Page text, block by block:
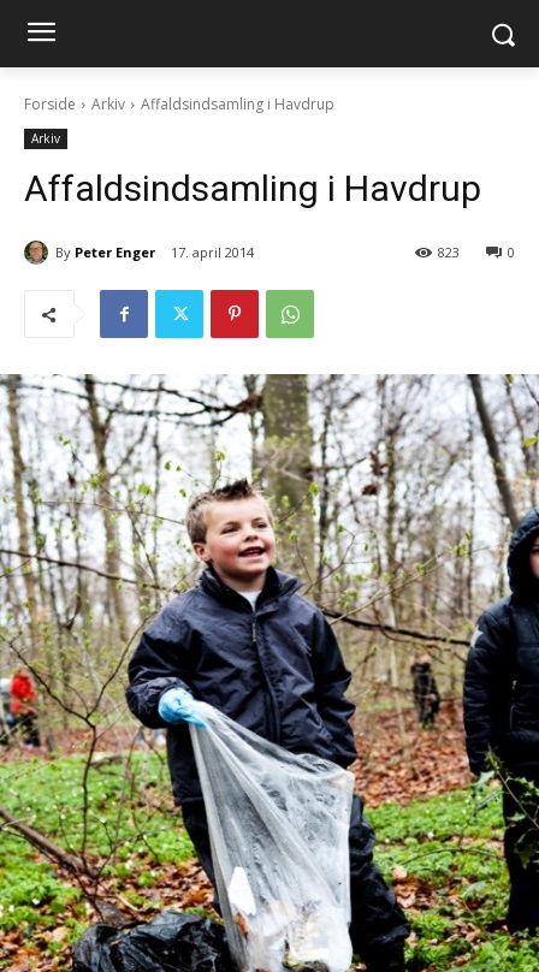
Forside Arkiv Affaldsindsamling i Havdrup
Arkiv
Affaldsindsamling i Havdrup
By Peter Enger 17. april 2014 0
823